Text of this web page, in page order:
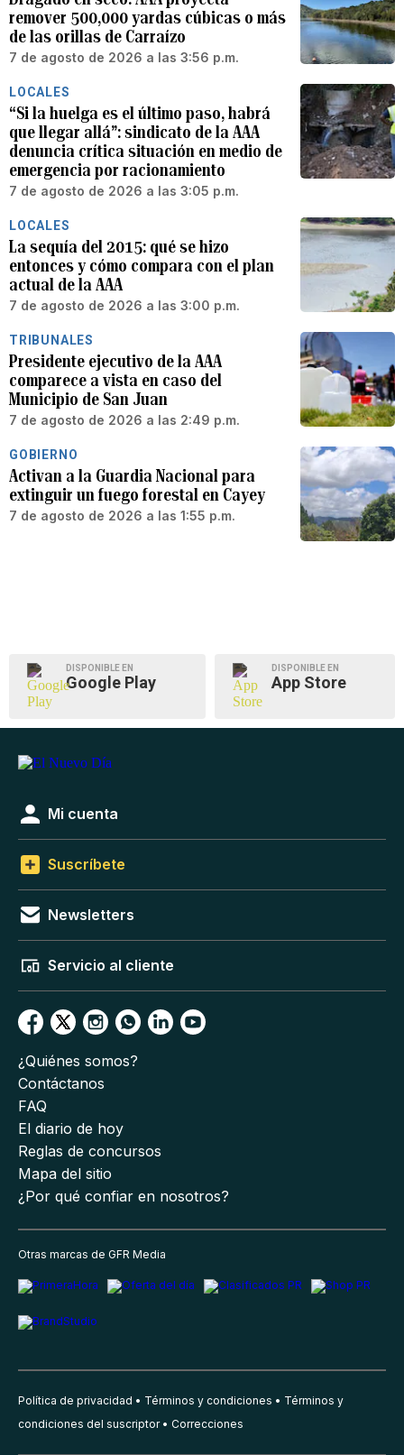
remover 500,000 yardas cúbicas o más
de las orillas de Carraízo
7 de agosto de 2026 a las 3:56 p.m.
LOCALES
“Si la huelga es el último paso, habrá
que llegar allá”: sindicato de la AAA
denuncia crítica situación en medio de
emergencia por racionamiento
7 de agosto de 2026 a las 3:05 p.m.
LOCALES
La sequía del 2015: qué se hizo
entonces y cómo compara con el plan
actual de la AAA
7 de agosto de 2026 a las 3:00 p.m.
TRIBUNALES
Presidente ejecutivo de la AAA
comparece a vista en caso del
Municipio de San Juan
7 de agosto de 2026 a las 2:49 p.m.
GOBIERNO
Activan a la Guardia Nacional para
extinguir un fuego forestal en Cayey
7 de agosto de 2026 a las 1:55 p.m.
DISPONIBLE EN
Google Play
DISPONIBLE EN
App Store
Mi cuenta
Suscríbete
Newsletters
Servicio al cliente
¿Quiénes somos?
Contáctanos
FAQ
El diario de hoy
Reglas de concursos
Mapa del sitio
¿Por qué confiar en nosotros?
Otras marcas de GFR Media
Política de privacidad Términos y condiciones
Términos y
condiciones del suscriptor
Correcciones